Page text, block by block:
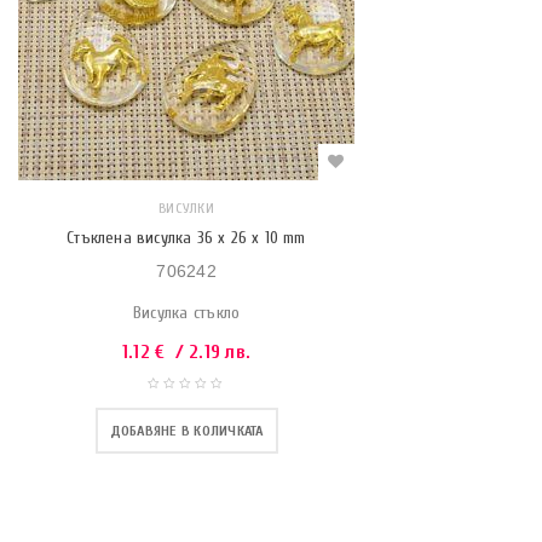
ВИСУЛКИ
Стъклена висулка 36 x 26 x 10 mm
706242
Висулка стъкло
1.12€ / 2.19 лв.
ДОБАВЯНЕ В КОЛИЧКАТА